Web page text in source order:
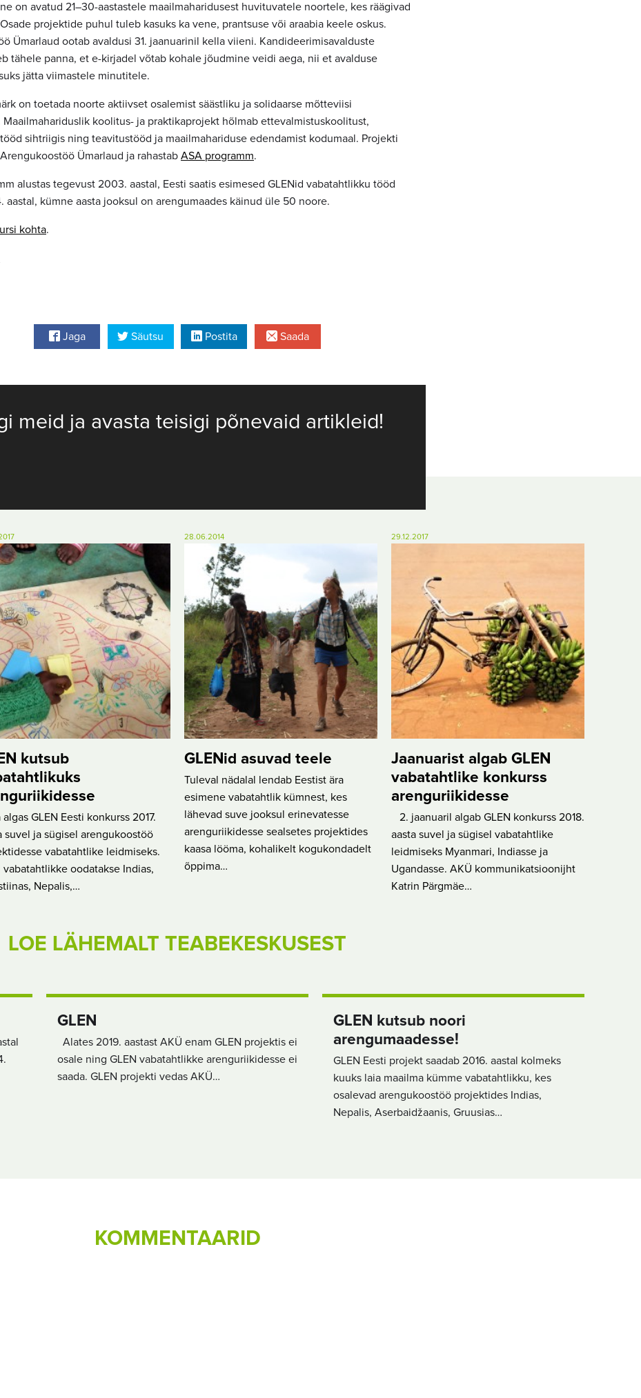
on avatud 21–30-aastastele maailmaharidusest huvituvatele noortele, kes räägivad
projektide puhul tuleb kasuks ka vene, prantsuse või araabia keele oskus.
Ümarlaud ootab avaldusi 31. jaanuarinil kella viieni. Kandideerimisavalduste
tähele panna, et e-kirjadel võtab kohale jõudmine veidi aega, nii et avalduse
jätta viimastele minutitele.
on toetada noorte aktiivset osalemist säästliku ja solidaarse mõtteviisi
Maailmahariduslik koolitus- ja praktikaprojekt hõlmab ettevalmistuskoolitust,
sihtriigis ning teavitustööd ja maailmahariduse edendamist kodumaal. Projekti
Ümarlaud ja rahastab ASA programm.
alustas tegevust 2003. aastal, Eesti saatis esimesed GLENid vabatahtlikku tööd
aastal, kümne aasta jooksul on arengumaades käinud üle 50 noore.
kohta.
Jaga Säutsu Postita Saada
meid ja avasta teisigi põnevaid artikleid!
kutsub
algas GLEN Eesti konkurss 2017.
suvel ja sügisel arengukoostöö
vabatahtlike leidmiseks.
vabatahtlikke oodatakse Indias,
Nepalis,…
28.06.2014
GLENid asuvad teele
Tuleval nädalal lendab Eestist ära
esimene vabatahtlik kümnest, kes
lähevad suve jooksul erinevatesse
arenguriikidesse sealsetes projektides
kaasa lööma, kohalikelt kogukondadelt
õppima…
29.12.2017
Jaanuarist algab GLEN
vabatahtlike konkurss
arenguriikidesse
2. jaanuaril algab GLEN konkurss 2018.
aasta suvel ja sügisel vabatahtlike
leidmiseks Myanmari, Indiasse ja
Ugandasse. AKÜ kommunikatsioonijht
Katrin Pärgmäe…
LOE LÄHEMALT TEABEKESKUSEST
GLEN
Alates 2019. aastast AKÜ enam GLEN projektis ei
osale ning GLEN vabatahtlikke arenguriikidesse ei
saada. GLEN projekti vedas AKÜ…
GLEN kutsub noori
arengumaadesse!
GLEN Eesti projekt saadab 2016. aastal kolmeks
kuuks laia maailma kümme vabatahtlikku, kes
osalevad arengukoostöö projektides Indias,
Nepalis, Aserbaidžaanis, Gruusias…
KOMMENTAARID